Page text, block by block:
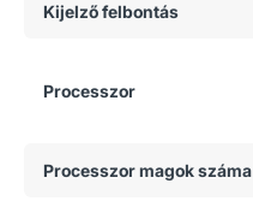
Kijelző felbontás
Processzor
Processzor magok száma